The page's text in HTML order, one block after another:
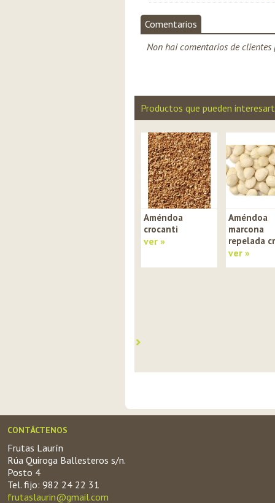
Comentarios
Non hai comentarios de clientes
Productos que pueden
Améndoa
crocanti
ver »
Améndoa
marcona
repelada
ver »
CONTÁCTENOS
Frutas Laurín
Rúa Quiroga Ballesteros s/n.
Posto 4
Tel. fijo: 982 24 22 31
frutaslaurin@gmail.com